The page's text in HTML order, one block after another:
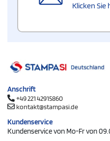
Klicken Sie
Anschrift
+49 221 42915860
kontakt@stampasi.de
Kundenservice
Kundenservice von Mo-Fr von